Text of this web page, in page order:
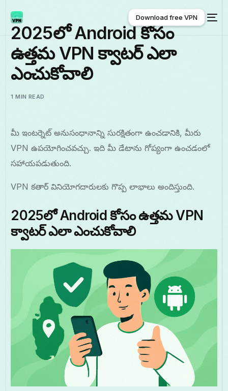
తెలుగు
Download free VPN
Download free VPN
2025లో Android కోసం
ఉత్తమ VPN క్వాటర్ ఎలా
ఎంచుకోవాలి
1 MIN READ
మీ ఇంటర్నెట్ అనుసంధానాన్ని సురక్షితంగా ఉంచడానికి, మీరు
VPN ఉపయోగించవచ్చు. ఇది మీ డేటాను గోప్యంగా ఉంచడంలో
సహాయపడుతుంది.
VPN కతార్ వినియోగదారులకు గొప్ప లాభాలు అందిస్తుంది.
2025లో Android కోసం ఉత్తమ VPN
క్వాటర్ ఎలా ఎంచుకోవాలి